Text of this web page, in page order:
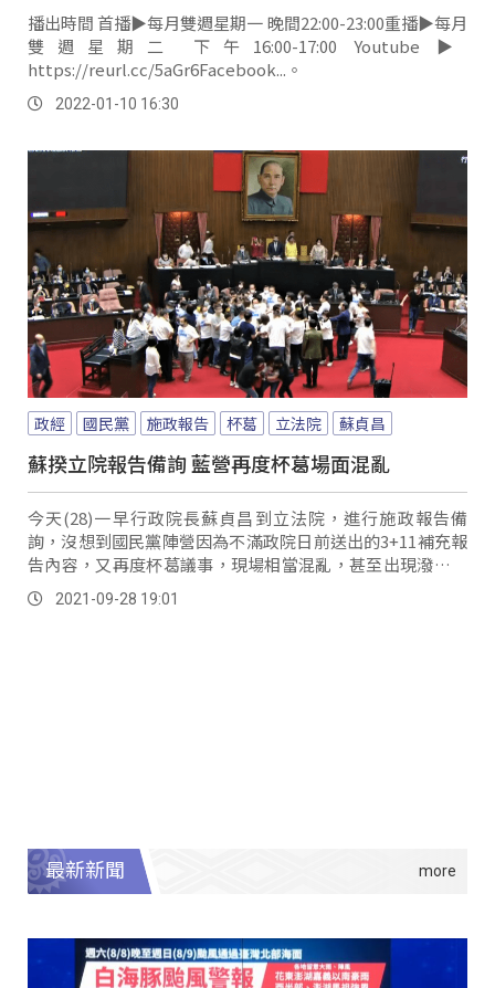
播出時間 首播▶️每月雙週星期一 晚間22:00-23:00重播▶️每月
雙週星期二 下午16:00-17:00 Youtube ▶️
https://reurl.cc/5aGr6Facebook...。
2022-01-10 16:30
政經 國民黨 施政報告 杯葛 立法院 蘇貞昌
蘇揆立院報告備詢 藍營再度杯葛場面混亂
今天(28)一早行政院長蘇貞昌到立法院，進行施政報告備
詢，沒想到國民黨陣營因為不滿政院日前送出的3+11補充報
告內容，又再度杯葛議事，現場相當混亂，甚至出現潑水、
丟麥克風等行為。
2021-09-28 19:01
最新新聞